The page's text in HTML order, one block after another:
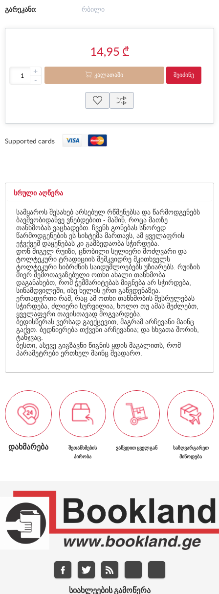
გარეკანი:
რბილი
14,95 ₾
+
-
ᲙᲐᲚᲐᲗᲐᲨᲘ ᲨᲔᲘᲫᲘᲜᲔ
Supported cards
ᲡᲠᲣᲚᲘ ᲐᲦᲬᲔᲠᲐ
სამყაროს შესახებ არსებულ რწმენებსა და წარმოდგენებს
ბავშვობიდანვე ვნებდებით - მაშინ, როცა მათზე
თანხმობას ვაცხადებთ. ჩვენს გონებას სწორედ
წარმოდგენების ეს სისტემა მართავს, ამ ყველაფრის
ეჭვქვეშ დაყენებას კი გამბედაობა სჭირდება.
დონ მიგელ რუიზი, ცნობილი სულიერი მოძღვარი და
ტოლტეკური ტრადიციის მემკვიდრე მკითხველს
ტოლტეკური სიბრძნის საიდუმლოებებს უზიარებს. რუიზის
მიერ შემოთავაზებული ოთხი ახალი თანხმობა
დაგანახებთ, რომ ჭეშმარიტებას მიგნება არ სჭირდება,
სინამდვილეში, ისე ხელის ერთ გაწვდენაზეა.
ერთადერთი რამ, რაც ამ ოთხი თანხმობის შესრულებას
სჭირდება, ძლიერი სურვილია, ხოლო თუ ამას შეძლებთ,
ყველაფერი თავისთავად მოგვარდება.
ბედისწერას ვერსად გაექცევით, მაგრამ არჩევანი მაინც
გაქვთ. ბედნიერება თქვენი არჩევანია; და სხვათა შორის,
ტანჯვაც.
ბესთი, ასევე გიგზავნი წიგნის ყდის მაგალითს, რომ
პარამეტრები ერთხელ მაინც შეადარო.
ᲓᲐᲮᲛᲐᲠᲔᲑᲐ
ᲨᲔᲗᲐᲜᲮᲛᲔᲑᲘᲡ
ᲞᲘᲠᲝᲑᲐ
ᲕᲐᲬᲕᲓᲘᲗ ᲧᲕᲔᲚᲒᲐᲜ
ᲡᲐᲖᲦᲕᲐᲠᲒᲐᲠᲔᲗ
ᲛᲘᲬᲝᲓᲔᲑᲐ
ᲡᲘᲐᲮᲚᲔᲔᲑᲘᲡ ᲒᲐᲛᲝᲬᲔᲠᲐ